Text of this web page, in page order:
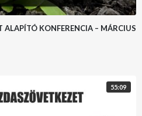
KONFERENCIA – MÁRCIUS
55:09